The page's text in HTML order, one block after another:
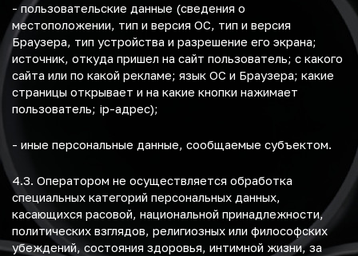
- пользовательские данные (сведения о
местоположении, тип и версия ОС, тип и версия
Браузера, тип устройства и разрешение его экрана;
источник, откуда пришел на сайт пользователь; с какого
сайта или по какой рекламе; язык ОС и Браузера; какие
страницы открывает и на какие кнопки нажимает
пользователь; ip-адрес);
- иные персональные данные, сообщаемые субъектом.
4.3. Оператором не осуществляется обработка
специальных категорий персональных данных,
касающихся расовой, национальной принадлежности,
политических взглядов, религиозных или философских
убеждений, состояния здоровья, интимной жизни, за